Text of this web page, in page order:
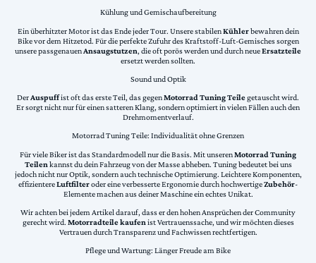
Kühlung und Gemischaufbereitung
Ein überhitzter Motor ist das Ende jeder Tour. Unsere stabilenKühlerbewahren dein
Bike vor dem Hitzetod. Für die perfekte Zufuhr des Kraftstoff-Luft-Gemisches sorgen
unsere passgenauenAnsaugstutzen, die oft porös werden und durch neueErsatzteile
ersetzt werden sollten.
Sound und Optik
DerAuspuffist oft das erste Teil, das gegenMotorrad Tuning Teilegetauscht wird.
Er sorgt nicht nur für einen satteren Klang, sondern optimiert in vielen Fällen auch den
Drehmomentverlauf.
Motorrad Tuning Teile: Individualität ohne Grenzen
Für viele Biker ist das Standardmodell nur die Basis. Mit unserenMotorrad Tuning
Teilen kannst du dein Fahrzeug von der Masse abheben. Tuning bedeutet bei uns
jedoch nicht nur Optik, sondern auch technische Optimierung. Leichtere Komponenten,
effizientereLuftfilteroder eine verbesserte Ergonomie durch hochwertigeZubehör-
Elemente machen aus deiner Maschine ein echtes Unikat.
Wir achten bei jedem Artikel darauf, dass er den hohen Ansprüchen der Community
gerecht wird. Motorradteile kaufen ist Vertrauenssache, und wir möchten dieses
Vertrauen durch Transparenz und Fachwissen rechtfertigen.
Pflege und Wartung: Länger Freude am Bike